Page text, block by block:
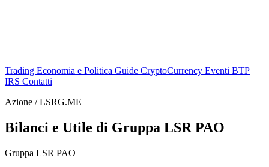
Trading Economia e Politica Guide CryptoCurrency Eventi BTP
IRS Contatti
Azione / LSRG.ME
Bilanci e Utile di Gruppa LSR PAO
Gruppa LSR PAO